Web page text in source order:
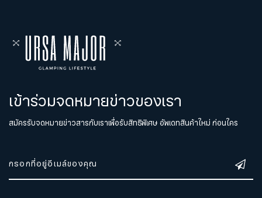
เข้าร่วมจดหมายข่าวของเรา
สมัครรับจดหมายข่าวสารกับเราเพื่อรับสิทธิพิเศษ อัพเดทสินค้าใหม่ ก่อนใคร